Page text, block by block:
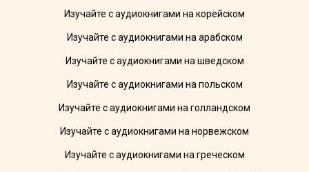
Изучайте с аудиокнигами на корейском
Изучайте с аудиокнигами на арабском
Изучайте с аудиокнигами на шведском
Изучайте с аудиокнигами на польском
Изучайте с аудиокнигами на голландском
Изучайте с аудиокнигами на норвежском
Изучайте с аудиокнигами на греческом